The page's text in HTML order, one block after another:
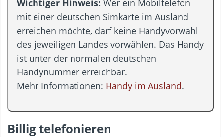
Wichtiger Hinweis: Wer ein Mobiltelefon
mit einer deutschen Simkarte im Ausland
erreichen möchte, darf keine Handyvorwahl
des jeweiligen Landes vorwählen. Das Handy
ist unter der normalen deutschen
Handynummer erreichbar.
Mehr Informationen: Handy im Ausland.
Billig telefonieren